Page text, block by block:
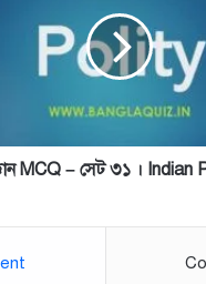
MCQ – সেট ৩১ ।